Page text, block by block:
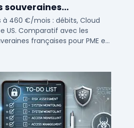
souveraines
à 460 €/mois : débits, Cloud
US. Comparatif avec les
françaises pour PME et
terrain et critères de choix